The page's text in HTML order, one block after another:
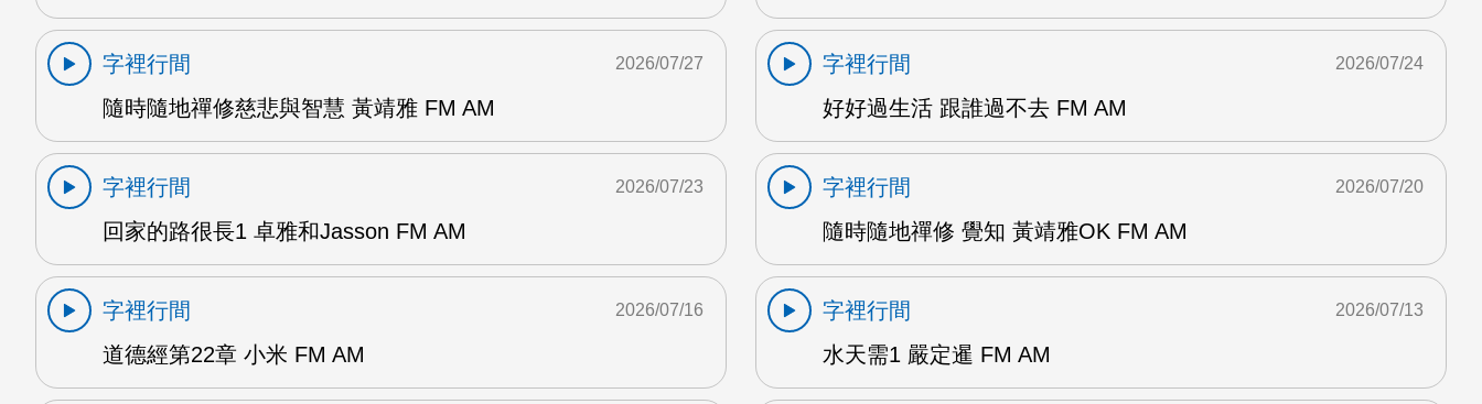
字裡行間
隨時隨地禪修慈悲與智慧 黃靖雅 FM AM
2026/07/27
字裡行間
好好過生活 跟誰過不去 FM AM
2026/07/24
字裡行間
回家的路很長1 卓雅和Jasson FM AM
2026/07/23
字裡行間
隨時隨地禪修 覺知 黃靖雅OK FM AM
2026/07/20
字裡行間
道德經第22章 小米 FM AM
2026/07/16
字裡行間
水天需1 嚴定暹 FM AM
2026/07/13